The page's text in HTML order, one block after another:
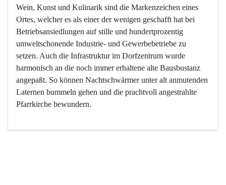
Wein, Kunst und Kulinarik sind die Markenzeichen eines
Ortes, welcher es als einer der wenigen geschafft hat bei
Betriebsansiedlungen auf stille und hundertprozentig
umweltschonende Industrie- und Gewerbebetriebe zu
setzen. Auch die Infrastruktur im Dorfzentrum wurde
harmonisch an die noch immer erhaltene alte Bausbustanz
angepaßt. So können Nachtschwärmer unter alt anmutenden
Laternen bummeln gehen und die prachtvoll angestrahlte
Pfarrkirche bewundern.
Der Weinbau dominert heute nicht mehr, ist aber integrativer